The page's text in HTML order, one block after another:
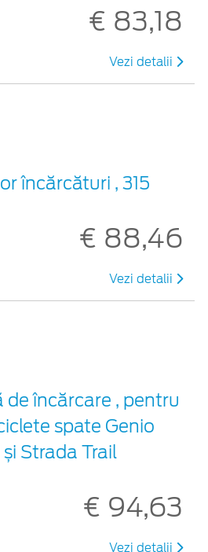
€ 83,18
Vezi detalii
încărcături , 315
€ 88,46
Vezi detalii
încărcare , pentru
spate Genio
Strada Trail
€ 94,63
Vezi detalii